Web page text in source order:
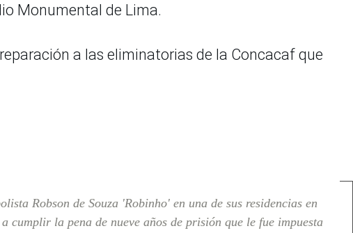
Monumental de Lima.
a las eliminatorias de la Concacaf que
Robson de Souza 'Robinho' en una de sus residencias en
cumplir la pena de nueve años de prisión que le fue impuesta